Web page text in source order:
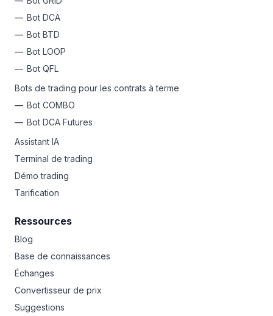
Bot DCA
Bot BTD
Bot LOOP
Bot QFL
Bots de trading pour les contrats à terme
Bot COMBO
Bot DCA Futures
Assistant IA
Terminal de trading
Démo trading
Tarification
Ressources
Blog
Base de connaissances
Échanges
Convertisseur de prix
Suggestions